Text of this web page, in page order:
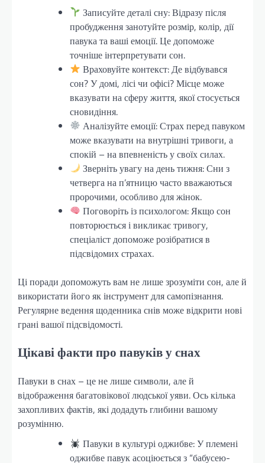
Записуйте деталі сну: Відразу після
пробудження занотуйте розмір, колір, дії
павука та ваші емоції. Це допоможе
точніше інтерпретувати сон.
Враховуйте контекст: Де відбувався
сон? У домі, лісі чи офісі? Місце може
вказувати на сферу життя, якої стосується
сновидіння.
Аналізуйте емоції: Страх перед павуком
може вказувати на внутрішні тривоги, а
спокій – на впевненість у своїх силах.
Зверніть увагу на день тижня: Сни з
четверга на п’ятницю часто вважаються
пророчими, особливо для жінок.
Поговоріть із психологом: Якщо сон
повторюється і викликає тривогу,
спеціаліст допоможе розібратися в
підсвідомих страхах.
Ці поради допоможуть вам не лише зрозуміти сон, але й
використати його як інструмент для самопізнання.
Регулярне ведення щоденника снів може відкрити нові
грані вашої підсвідомості.
Цікаві факти про павуків у снах
Павуки в снах – це не лише символи, але й
відображення багатовікової людської уяви. Ось кілька
захопливих фактів, які додадуть глибини вашому
розумінню.
Павуки в культурі оджибве: У племені
оджибве павук асоціюється з “бабусею-